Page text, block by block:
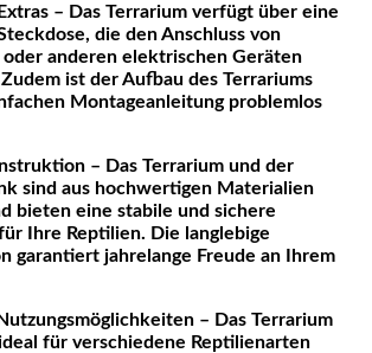
– Das Terrarium verfügt über eine
die den Anschluss von
oder anderen elektrischen Geräten
ist der Aufbau des Terrariums
Montageanleitung problemlos
– Das Terrarium und der
sind aus hochwertigen Materialien
bieten eine stabile und sichere
Ihre Reptilien. Die langlebige
garantiert jahrelange Freude an Ihrem
– Das Terrarium
für verschiedene Reptilienarten